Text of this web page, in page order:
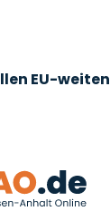
EU-weiten